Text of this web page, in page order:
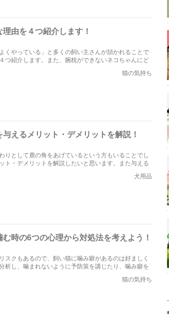
由を４つ紹介します！
くやっている」と多くの飼い主さんが頷かれることで
つ紹介します。また、腕枕ができないネコちゃんにど
猫の気持ち
えるメリット・デメリットを解説！
として鹿の角をあげているという方もいることでし
ト・デメリットを解説したいと思います。また与える
犬用品
時の6つの心理から対処法を考えよう！
クもあるので、飼い猫に噛み癖があるのは好ましく
析し、噛まれないように予防策を講じたり、噛み癖を
猫の気持ち